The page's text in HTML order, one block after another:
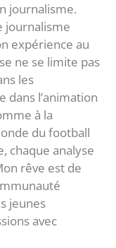
journalisme.
journalisme
expérience au
ne se limite pas
les
dans l’animation
à la
du football
chaque analyse
rêve est de
jeunes
avec